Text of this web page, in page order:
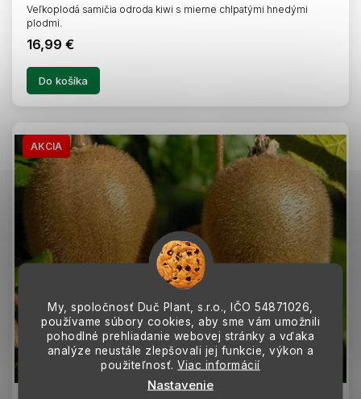
My, spoločnosť Duč Plant, s.r.o., IČO 54871026,
používame súbory cookies, aby sme vám umožnili
pohodlné prehliadanie webovej stránky a vďaka
analýze neustále zlepšovali jej funkcie, výkon a
použiteľnosť.Viac informácií
Nastavenie
16,99 €
Do košíka
Veľkoplodá samičia odroda kiwi s mierne chlpatými hnedými
plodmi.
AKCIA